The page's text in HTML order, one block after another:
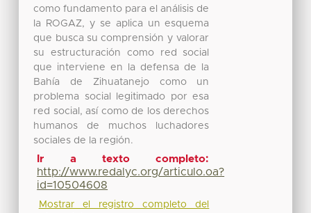
como fundamento para el análisis de
la ROGAZ, y se aplica un esquema
que busca su comprensión y valorar
su estructuración como red social
que interviene en la defensa de la
Bahía de Zihuatanejo como un
problema social legitimado por esa
red social, así como de los derechos
humanos de muchos luchadores
sociales de la región.
Ir a texto completo:
http://www.redalyc.org/articulo.oa?
id=10504608
Mostrar el registro completo del